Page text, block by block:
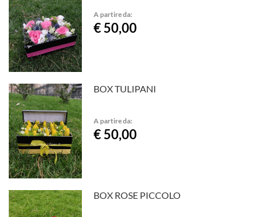
A partire da:
€ 50,00
BOX TULIPANI
A partire da:
€ 50,00
BOX ROSE PICCOLO